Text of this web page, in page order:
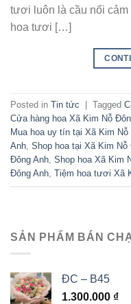
tươi luôn là cầu nối cảm
hoa tươi […]
Posted in Tin tức Tagged
Cửa hàng hoa Xã Kim Nỗ
Mua hoa uy tín tại Xã Kim Nỗ
Anh Shop hoa tại Xã Kim Nỗ
Đông Anh Shop hoa Xã Kim
Đông Anh Tiệm hoa tươi Xã
SẢN PHẨM BÁN
ĐC – B45
1.300.000 ₫